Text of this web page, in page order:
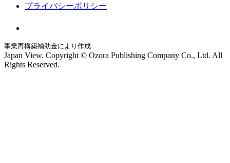
プライバシーポリシー
事業再構築補助金により作成
Japan View. Copyright © Ozora Publishing Company Co., Ltd. All
Rights Reserved.